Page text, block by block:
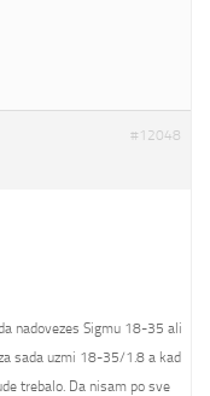
#12048
nadovezes Sigmu 18-35 ali
sada uzmi 18-35/1.8 a kad
trebalo. Da nisam po sve